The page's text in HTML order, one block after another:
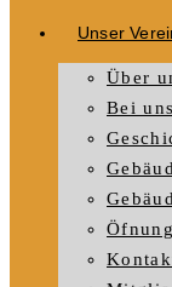
Unser
Über
Bei